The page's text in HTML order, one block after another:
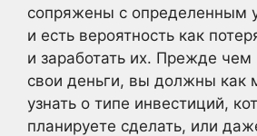
сопряжены с определенным
и есть вероятность как
и заработать их. Прежде чем
свои деньги, вы должны как
узнать о типе инвестиций,
планируете сделать, или